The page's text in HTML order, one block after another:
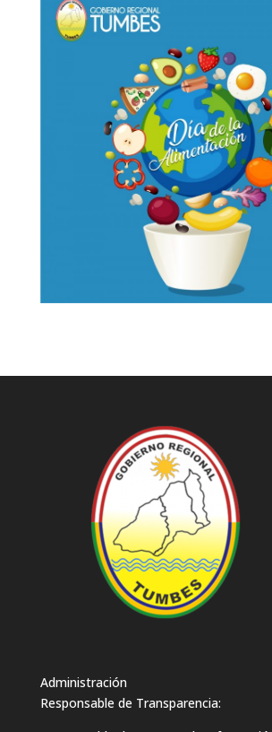
Administración
Responsable de Transparencia: